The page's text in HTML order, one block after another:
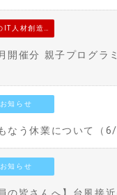
開催分 親子プログラ
お知らせ
なう休業について（6/
お知らせ